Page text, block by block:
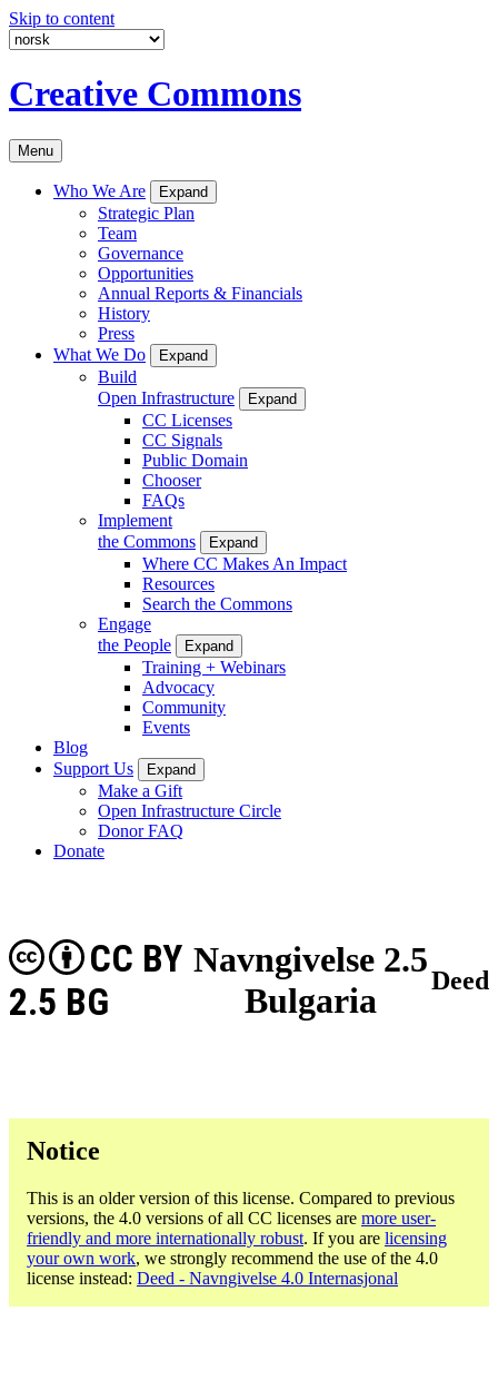
Skip to content
Creative Commons
Menu
Who We Are Expand
Strategic Plan
Team
Governance
Opportunities
Annual Reports & Financials
History
Press
What We Do
Expand
Build
Open Infrastructure
Expand
CC Licenses
CC Signals
Public Domain
Chooser
FAQs
Implement
the Commons
Expand
Where CC Makes An Impact
Resources
Search the Commons
Engage
the People
Expand
Training + Webinars
Advocacy
Community
Events
Blog
Support Us
Expand
Make a Gift
Open Infrastructure Circle
Donor FAQ
Donate
Navngivelse 2.5
Bulgaria
CC BY
2.5 BG
Deed
Notice
This is an older version of this license. Compared to previous
versions, the 4.0 versions of all CC licenses are more user-
friendly and more internationally robust. If you are licensing
your own work, we strongly recommend the use of the 4.0
license instead: Deed - Navngivelse 4.0 Internasjonal